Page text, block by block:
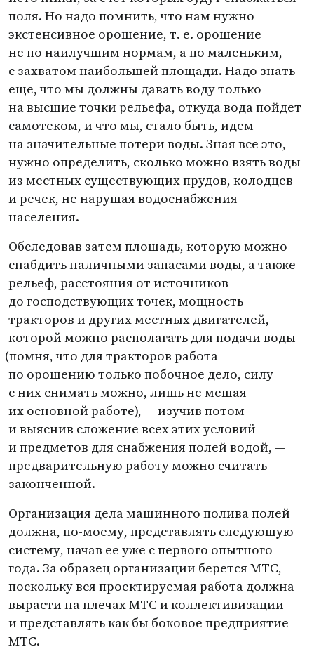
поля. Но надо помнить, что нам нужно
экстенсивное орошение, т. е. орошение
не по наилучшим нормам, а по маленьким,
с захватом наибольшей площади. Надо знать
еще, что мы должны давать воду только
на высшие точки рельефа, откуда вода пойдет
самотеком, и что мы, стало быть, идем
на значительные потери воды. Зная все это,
нужно определить, сколько можно взять воды
из местных существующих прудов, колодцев
и речек, не нарушая водоснабжения
населения.
Обследовав затем площадь, которую можно
снабдить наличными запасами воды, а также
рельеф, расстояния от источников
до господствующих точек, мощность
тракторов и других местных двигателей,
которой можно располагать для подачи воды
(помня, что для тракторов работа
по орошению только побочное дело, силу
с них снимать можно, лишь не мешая
их основной работе), — изучив потом
и выяснив сложение всех этих условий
и предметов для снабжения полей водой, —
предварительную работу можно считать
законченной.
Организация дела машинного полива полей
должна, по-моему, представлять следующую
систему, начав ее уже с первого опытного
года. За образец организации берется МТС,
поскольку вся проектируемая работа должна
вырасти на плечах МТС и коллективизации
и представлять как бы боковое предприятие
МТС.